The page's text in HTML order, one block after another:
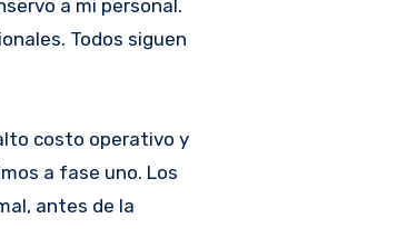
a mi personal.
Todos siguen
costo operativo y
a fase uno. Los
antes de la